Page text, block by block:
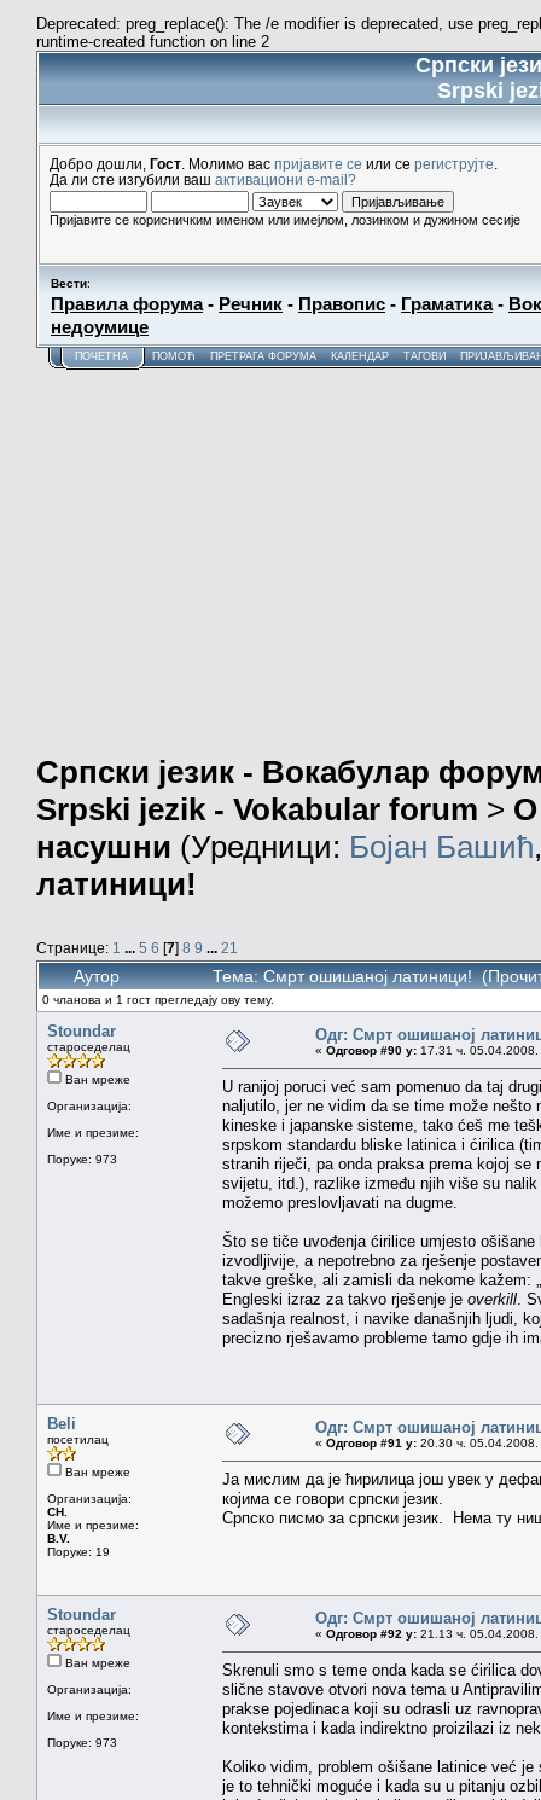
Deprecated: preg_replace(): The /e modifier is deprecated, use
runtime-created function on line 2
Српски
Srpski
Добро дошли, Гост . Молимо вас пријавите се или се региструјте
Да ли сте изгубили ваш активациони e-mail?
Пријавите се корисничким именом или имејлом, лозинком и дужином сесије
Вести:
Правила форума- Речник - Правопис - Граматика-
недоумице
ПОЧЕТНА ПОМОЋ ПРЕТРАГА ФОРУМА КАЛЕНДАР ТАГОВИ
Српски језик - Вокабулар
Srpski jezik - Vokabular forum > О
насушни (Уредници: Бојан Башић
латиници!
Странице: 1 ... 5 6 [7] 8 9 ... 21
Аутор Тема: Смрт ошишаној латиници!
0 чланова и 1 гост прегледају ову тему.
Stoundar
староседелац
Ван мреже
Организација:
Име и презиме:
Поруке: 973
Одг: Смрт ошишаној
« Одговор #90 у: 17.31 ч. 05.04.2008.
U ranijoj poruci već sam pomenuo da taj
naljutilo, jer ne vidim da se time može
kineske i japanske sisteme, tako ćeš me
srpskom standardu bliske latinica i ćirilica
stranih riječi, pa onda praksa prema kojoj
svijetu, itd.), razlike između njih više su
možemo preslovljavati na dugme.
Što se tiče uvođenja ćirilice umjesto
izvodljivije, a nepotrebno za rješenje
takve greške, ali zamisli da nekome kažem:
Engleski izraz za takvo rješenje je overkill .
sadašnja realnost, i navike današnjih ljudi,
precizno rješavamo probleme tamo gdje ih
Beli
посетилац
Ван мреже
Организација:
CH.
Име и презиме:
B.V.
Поруке: 19
Одг: Смрт ошишаној
« Одговор #91 у: 20.30 ч. 05.04.2008.
Ја мислим да је ћирилица још увек у
којима се говори српски језик.
Српско писмо за српски језик. Нема ту
Stoundar
староседелац
Ван мреже
Организација:
Име и презиме:
Поруке: 973
Одг: Смрт ошишаној
« Одговор #92 у: 21.13 ч. 05.04.2008.
Skrenuli smo s teme onda kada se ćirilica
slične stavove otvori nova tema u
prakse pojedinaca koji su odrasli uz
kontekstima i kada indirektno proizilazi iz
Koliko vidim, problem ošišane latinice već
je to tehnički moguće i kada su u pitanju